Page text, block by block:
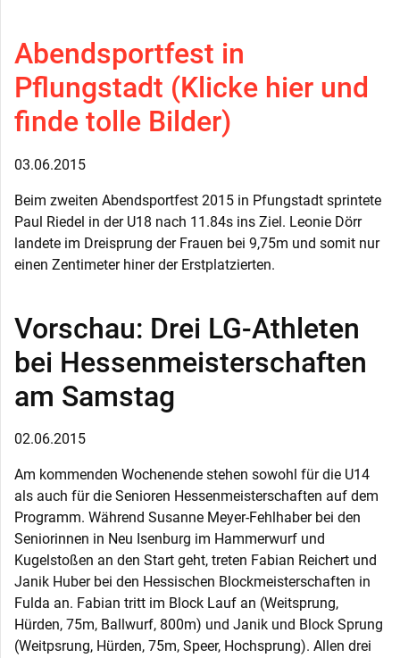
Abendsportfest in
Pflungstadt (Klicke hier und
finde tolle Bilder)
03.06.2015
Beim zweiten Abendsportfest 2015 in Pfungstadt sprintete
Paul Riedel in der U18 nach 11.84s ins Ziel. Leonie Dörr
landete im Dreisprung der Frauen bei 9,75m und somit nur
einen Zentimeter hiner der Erstplatzierten.
Vorschau: Drei LG-Athleten
bei Hessenmeisterschaften
am Samstag
02.06.2015
Am kommenden Wochenende stehen sowohl für die U14
als auch für die Senioren Hessenmeisterschaften auf dem
Programm. Während Susanne Meyer-Fehlhaber bei den
Seniorinnen in Neu Isenburg im Hammerwurf und
Kugelstoßen an den Start geht, treten Fabian Reichert und
Janik Huber bei den Hessischen Blockmeisterschaften in
Fulda an. Fabian tritt im Block Lauf an (Weitsprung,
Hürden, 75m, Ballwurf, 800m) und Janik und Block Sprung
(Weitpsrung, Hürden, 75m, Speer, Hochsprung). Allen drei